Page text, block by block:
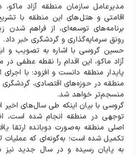
مدیرعامل سازمان منطقه آزاد
اقامتی و هتل‌های این منطقه با
برنامه‌های توسعه‌ای، از فراهم شدن
رونق سرمایه‌گذاری و گردشگری خبر داد.
حسین گروسی با اشاره به تصویب و
آزاد ماکو، این اقدام را نقطه عطفی
پایدار منطقه دانست و افزود: با
منطقه در حوزه‌های اقتصادی،
منسجم‌تر خواهد شد.
گروسی با بیان اینکه طی سال‌های اخیر
توجهی در منطقه انجام شده است،
اصلی منطقه به‌صورت دوبانده ارتقا
تکمیل شده است؛ به‌گونه‌ای که عملیات
به پایان رسیده و در سال جدید